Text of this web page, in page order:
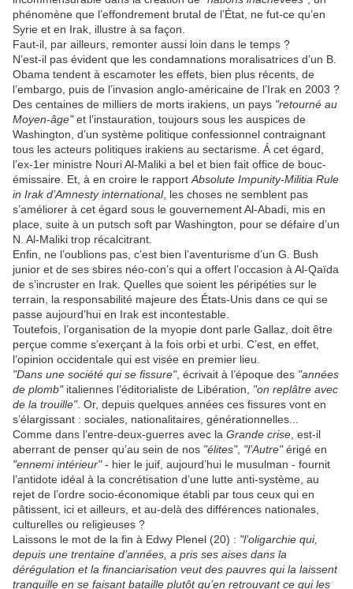
phénomène que l’effondrement brutal de l’État, ne fut-ce qu’en
Syrie et en Irak, illustre à sa façon.
Faut-il, par ailleurs, remonter aussi loin dans le temps ?
N’est-il pas évident que les condamnations moralisatrices d’un B.
Obama tendent à escamoter les effets, bien plus récents, de
l’embargo, puis de l’invasion anglo-américaine de l’Irak en 2003 ?
Des centaines de milliers de morts irakiens, un pays "retourné au
Moyen-âge"et l’instauration, toujours sous les auspices de
Washington, d’un système politique confessionnel contraignant
tous les acteurs politiques irakiens au sectarisme. Á cet égard,
l’ex-1er ministre Nouri Al-Maliki a bel et bien fait office de bouc-
émissaire. Et, à en croire le rapport Absolute Impunity-Militia Rule
in Irak d’Amnesty international, les choses ne semblent pas
s’améliorer à cet égard sous le gouvernement Al-Abadi, mis en
place, suite à un putsch soft par Washington, pour se défaire d’un
N. Al-Maliki trop récalcitrant.
Enfin, ne l’oublions pas, c’est bien l’aventurisme d’un G. Bush
junior et de ses sbires néo-con’s qui a offert l’occasion à Al-Qaïda
de s’incruster en Irak. Quelles que soient les péripéties sur le
terrain, la responsabilité majeure des États-Unis dans ce qui se
passe aujourd’hui en Irak est incontestable.
Toutefois, l’organisation de la myopie dont parle Gallaz, doit être
perçue comme s’exerçant à la fois orbi et urbi. C’est, en effet,
l’opinion occidentale qui est visée en premier lieu.
"Dans une société qui se fissure", écrivait à l’époque des "années
de plomb"italiennes l’éditorialiste de Libération, "on replâtre avec
de la trouille". Or, depuis quelques années ces fissures vont en
s’élargissant : sociales, nationalitaires, générationnelles...
Comme dans l’entre-deux-guerres avec la Grande crise , est-il
aberrant de penser qu’au sein de nos "élites", "l’Autre"érigé en
"ennemi intérieur"- hier le juif, aujourd’hui le musulman - fournit
l’antidote idéal à la concrétisation d’une lutte anti-système, au
rejet de l’ordre socio-économique établi par tous ceux qui en
pâtissent, ici et ailleurs, et au-delà des différences nationales,
culturelles ou religieuses ?
Laissons le mot de la fin à Edwy Plenel (20) : "l’oligarchie qui,
depuis une trentaine d’années, a pris ses aises dans la
dérégulation et la financiarisation veut des pauvres qui la laissent
tranquille en se faisant bataille plutôt qu’en retrouvant ce qui les